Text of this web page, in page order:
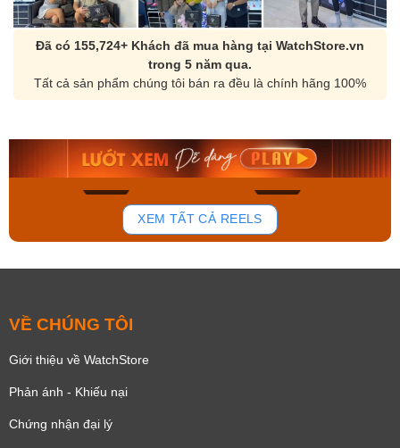
Đã có 155,724+ Khách đã mua hàng tại WatchStore.vn
trong 5 năm qua.
Tất cả sản phẩm chúng tôi bán ra đều là chính hãng 100%
177
Orient Nam RA-
Mua ngay
Casio Nam MTS-
Mua ngay
XEM TẤT CẢ REELS
VỀ CHÚNG TÔI
Giới thiệu về WatchStore
Phản ánh - Khiếu nại
Chứng nhận đại lý